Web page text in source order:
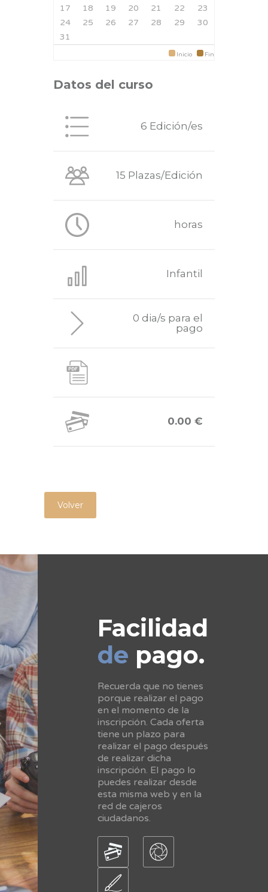
17 18 19 20 21 22
23
24
25 26 27 28 29
30
31
Inicio Fin
Datos del curso
6 Edición/es
15 Plazas/Edición
horas
Infantil
0 dia/s para el
pago
0.00 €
Volver
Facilidad
de pago.
Recuerda que no tienes
porque realizar el pago
en el momento de la
inscripción. Cada oferta
tiene un plazo para
realizar el pago después
de realizar dicha
inscripción. El pago lo
puedes realizar desde
esta misma web y en la
red de cajeros
ciudadanos.